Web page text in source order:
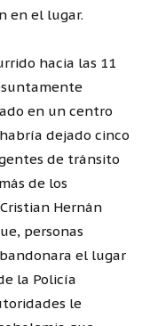
en el lugar.
hacia las 11
en un centro
dejado cinco
de tránsito
de los
Hernán
personas
el lugar
la Policía
le